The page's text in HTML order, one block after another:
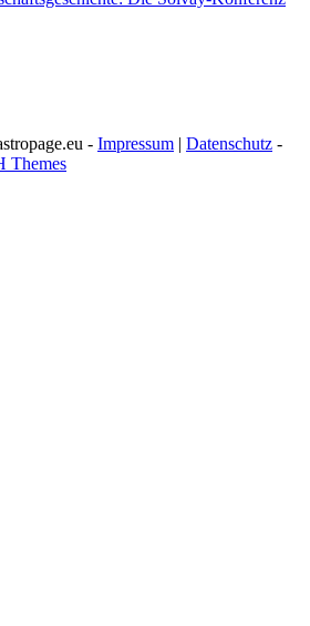
- Impressum | Datenschutz -
Themes